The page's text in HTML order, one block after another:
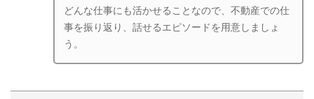
どんな仕事にも活かせることなので、不動産での仕
事を振り返り、話せるエピソードを用意しましょ
う。